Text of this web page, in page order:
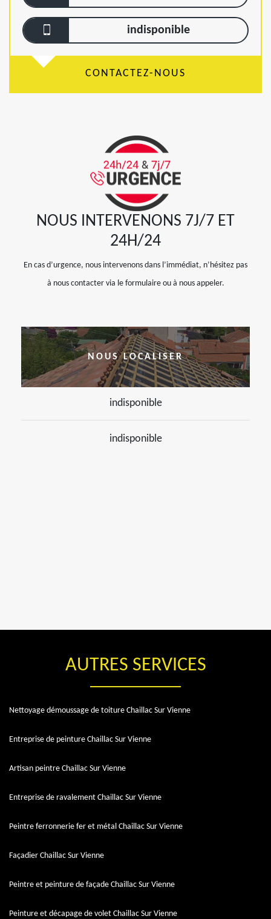
indisponible
CONTACTEZ-NOUS
NOUS INTERVENONS 7J/7 ET
24H/24
En cas d’urgence, nous intervenons dans l’immédiat, n’hésitez pas
à nous contacter via le formulaire ou à nous appeler.
NOUS LOCALISER
indisponible
indisponible
AUTRES SERVICES
Nettoyage démoussage de toiture Chaillac Sur Vienne
Entreprise de peinture Chaillac Sur Vienne
Artisan peintre Chaillac Sur Vienne
Entreprise de ravalement Chaillac Sur Vienne
Peintre ferronnerie fer et métal Chaillac Sur Vienne
Façadier Chaillac Sur Vienne
Peintre et peinture de façade Chaillac Sur Vienne
Peinture et décapage de volet Chaillac Sur Vienne